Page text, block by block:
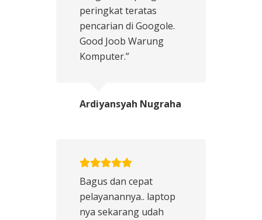
peringkat teratas
pencarian di Googole.
Good Joob Warung
Komputer.”
Ardiyansyah Nugraha
Bagus dan cepat
pelayanannya.. laptop
nya sekarang udah